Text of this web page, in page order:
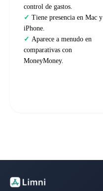
control de gastos.
Tiene presencia en Mac y
iPhone.
Aparece a menudo en
comparativas con
MoneyMoney.